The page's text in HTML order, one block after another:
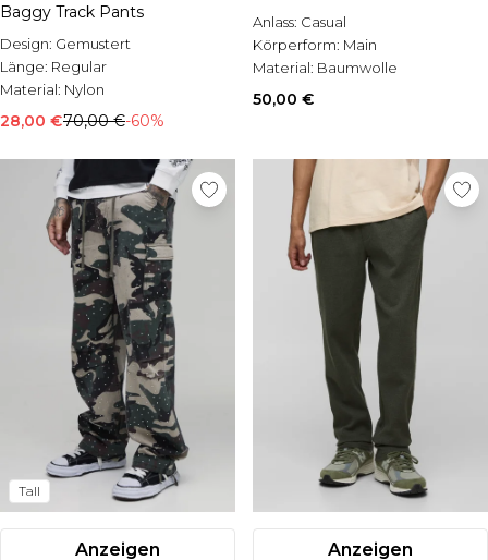
Baggy Track Pants
Design: Gemustert
Länge: Regular
Material: Nylon
28,00 €70,00 €-60%
Anlass: Casual
Körperform: Main
Material: Baumwolle
50,00 €
Tall
Anzeigen Anzeigen